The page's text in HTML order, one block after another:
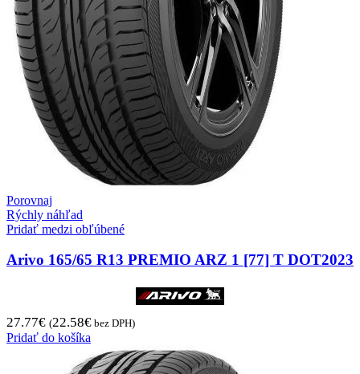
Porovnaj
Rýchly náhľad
Pridať medzi obľúbené
Arivo 165/65 R13 PREMIO ARZ 1 [77] T DOT2023
27.77€ (22.58€ bez DPH)
Pridať do košíka